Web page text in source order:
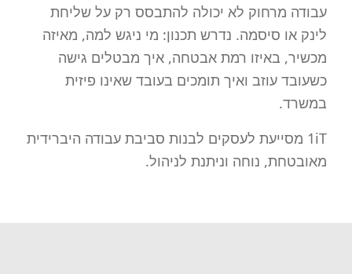
עבודה מרחוק לא יכולה להתבסס רק על שליחת
לינק או סיסמה. נדרש תכנון: מי ניגש למה, מאיזה
מכשיר, באיזו רמת אבטחה, איך מבטלים גישה
כשעובד עוזב ואיך תומכים בעובד שאינו פיזית
במשרד.
1iT מסייעת לעסקים לבנות סביבת עבודה היברידית
מאובטחת, נוחה וניתנת לניהול.